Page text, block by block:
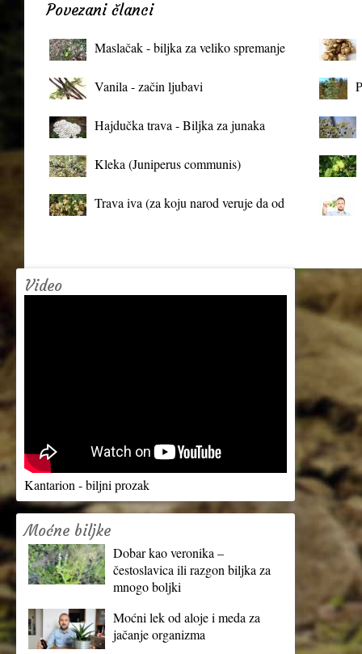
Povezani članci
Maslačak - biljka za veliko spremanje
Vanila - začin ljubavi
Hajdučka trava - Biljka za junaka
Kleka (Juniperus communis)
Trava iva (za koju narod veruje da od
Video
Kantarion - biljni prozak
Moćne biljke
Dobar kao veronika –
čestoslavica ili razgon biljka za
mnogo boljki
Moćni lek od aloje i meda za
jačanje organizma